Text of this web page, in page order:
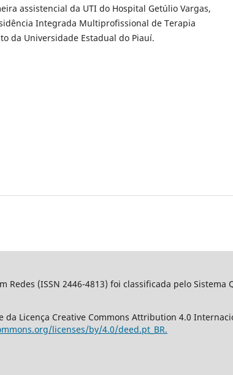
assistencial da UTI do Hospital Getúlio Vargas,
Integrada Multiprofissional de Terapia
da Universidade Estadual do Piauí.
Redes (ISSN 2446-4813) foi classificada pelo
da Licença Creative Commons Attribution 4.0
licenses/by/4.0/deed.pt_BR.